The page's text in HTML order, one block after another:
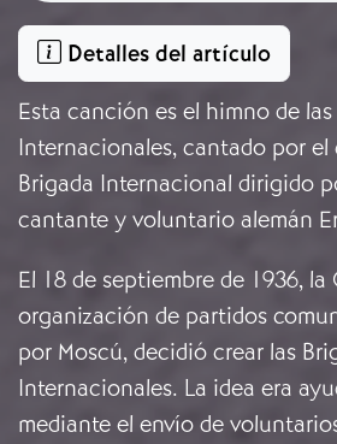
Detalles del artículo
Esta canción es el himno de
Internacionales, cantado por el
Brigada Internacional dirigido
cantante y voluntario alemán
El 18 de septiembre de 1936, la
organización de partidos
por Moscú, decidió crear las
Internacionales. La idea era
mediante el envío de